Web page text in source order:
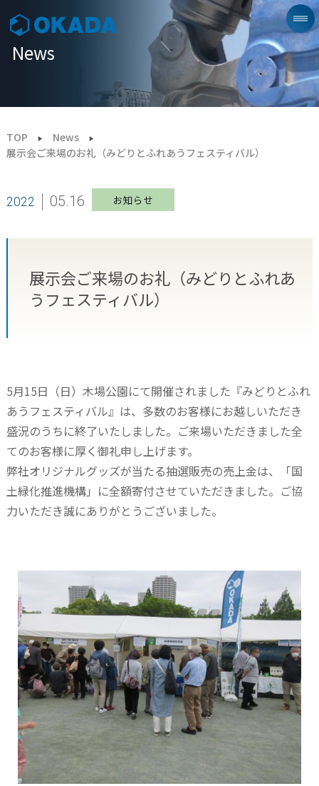
News
TOP
News
展示会ご来場のお礼（みどりとふれあうフェスティバル）
2022 05.16 お知らせ
展示会ご来場のお礼（みどりとふれあ
うフェスティバル）
5月15日（日）木場公園にて開催されました『みどりとふれ
あうフェスティバル』は、多数のお客様にお越しいただき
盛況のうちに終了いたしました。ご来場いただきました全
てのお客様に厚く御礼申し上げます。
弊社オリジナルグッズが当たる抽選販売の売上金は、「国
土緑化推進機構」に全額寄付させていただきました。ご協
力いただき誠にありがとうございました。